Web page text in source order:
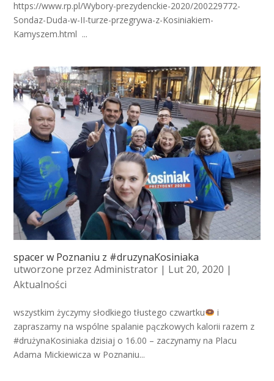
https://www.rp.pl/Wybory-prezydenckie-2020/200229772-
Sondaz-Duda-w-II-turze-przegrywa-z-Kosiniakiem-
Kamyszem.html ...
spacer w Poznaniu z #druzynaKosiniaka
utworzone przezAdministrator | Lut 20, 2020 |
Aktualności
wszystkim życzymy słodkiego tłustego czwartku
i
zapraszamy na wspólne spalanie pączkowych kalorii razem z
#drużynaKosiniaka dzisiaj o 16.00 – zaczynamy na Placu
Adama Mickiewicza w Poznaniu...